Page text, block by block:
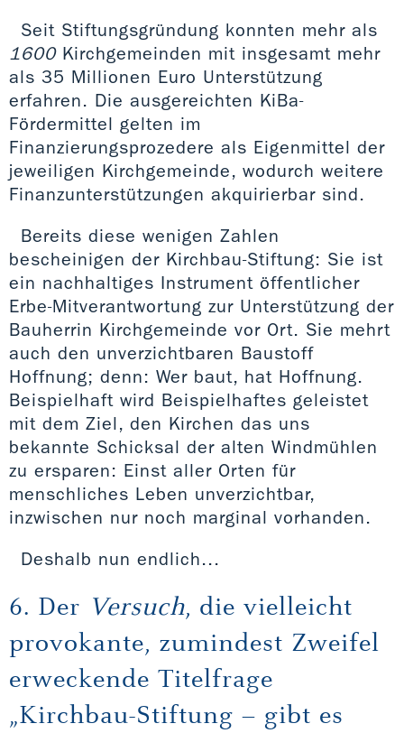
Seit Stiftungsgründung konnten mehr als
1600Kirchgemeinden mit insgesamt mehr
als 35 Millionen Euro Unterstützung
erfahren. Die ausgereichten KiBa-
Fördermittel gelten im
Finanzierungsprozedere als Eigenmittel der
jeweiligen Kirchgemeinde, wodurch weitere
Finanzunterstützungen akquirierbar sind.
Bereits diese wenigen Zahlen
bescheinigen der Kirchbau-Stiftung: Sie ist
ein nachhaltiges Instrument öffentlicher
Erbe-Mitverantwortung zur Unterstützung der
Bauherrin Kirchgemeinde vor Ort. Sie mehrt
auch den unverzichtbaren Baustoff
Hoffnung; denn: Wer baut, hat Hoffnung.
Beispielhaft wird Beispielhaftes geleistet
mit dem Ziel, den Kirchen das uns
bekannte Schicksal der alten Windmühlen
zu ersparen: Einst aller Orten für
menschliches Leben unverzichtbar,
inzwischen nur noch marginal vorhanden.
Deshalb nun endlich...
6. Der Versuch, die vielleicht
provokante, zumindest Zweifel
erweckende Titelfrage
„Kirchbau-Stiftung – gibt es